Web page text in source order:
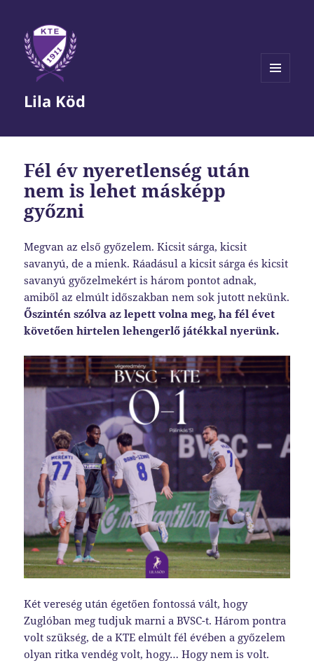
Lila Köd
Fél év nyeretlenség után
nem is lehet másképp
győzni
Megvan az első győzelem. Kicsit sárga, kicsit
savanyú, de a mienk. Ráadásul a kicsit sárga és kicsit
savanyú győzelmekért is három pontot adnak,
amiből az elmúlt időszakban nem sok jutott nekünk.
Őszintén szólva az lepett volna meg, ha fél évet
követően hirtelen lehengerlő játékkal nyerünk.
Két vereség után égetően fontossá vált, hogy
Zuglóban meg tudjuk marni a BVSC-t. Három pontra
volt szükség, de a KTE elmúlt fél évében a győzelem
olyan ritka vendég volt, hogy… Hogy nem is volt.